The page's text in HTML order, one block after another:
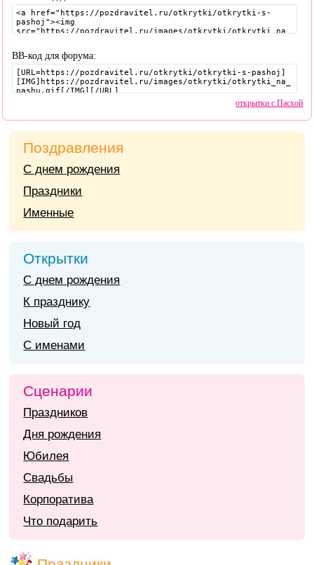
BB-код для форума:
открытки с Пасхой
Поздравления
С днем рождения
Праздники
Именные
Открытки
С днем рождения
К празднику
Новый год
С именами
Сценарии
Праздников
Дня рождения
Юбилея
Свадьбы
Корпоратива
Что подарить